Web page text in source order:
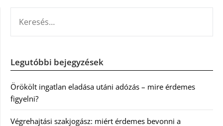
Legutóbbi bejegyzések
Örökölt ingatlan eladása utáni adózás – mire érdemes
figyelni?
Végrehajtási szakjogász: miért érdemes bevonni a